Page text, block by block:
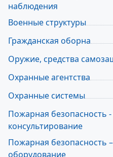
наблюдения
Военные структуры
Гражданская оборна
Оружие, средства
Охранные агентства
Охранные системы
Пожарная безопасность
консультирование
Пожарная безопасность
оборудование